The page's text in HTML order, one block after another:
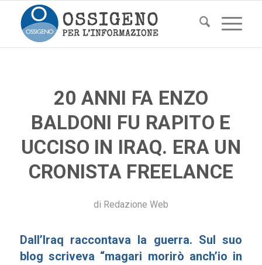
20 ANNI FA ENZO
BALDONI FU RAPITO E
UCCISO IN IRAQ. ERA UN
CRONISTA FREELANCE
di Redazione Web
Dall’Iraq raccontava la guerra. Sul suo
blog scriveva “magari morirò anch’io in